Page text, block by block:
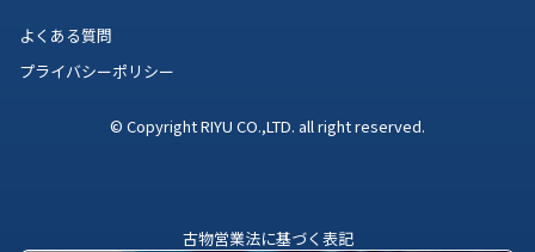
よくある質問
プライバシーポリシー
© Copyright RIYU CO.,LTD. all right reserved.
古物営業法に基づく表記